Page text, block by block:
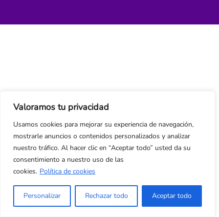
Valoramos tu privacidad
Usamos cookies para mejorar su experiencia de navegación,
mostrarle anuncios o contenidos personalizados y analizar
nuestro tráfico. Al hacer clic en “Aceptar todo” usted da su
consentimiento a nuestro uso de las
cookies. Política de cookies
Personalizar Rechazar todo Aceptar todo